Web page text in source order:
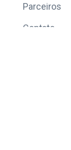
Parceiros
Contato